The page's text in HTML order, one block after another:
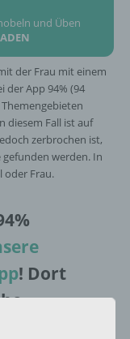
und Üben
der Frau mit einem
der App 94% (94
diesem Fall ist auf
zerbrochen ist,
werden. In
oder Frau.
! Dort